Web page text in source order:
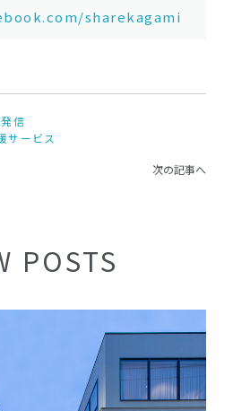
sharekagami
信
サービス
次の記事へ
POSTS